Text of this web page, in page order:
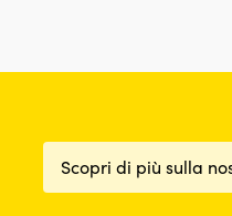
Scopri di più sulla